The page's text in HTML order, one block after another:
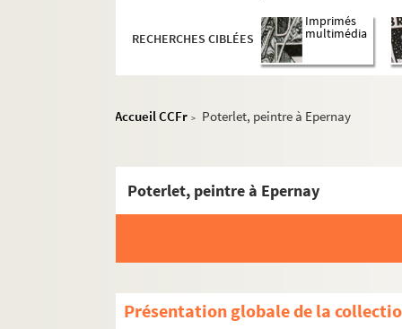
RECHERCHES CIBLÉES
Imprimés
multimédia
Accueil CCFr > Poterlet, peintre à Epernay
Poterlet, peintre à Epernay
Présentation globale de la